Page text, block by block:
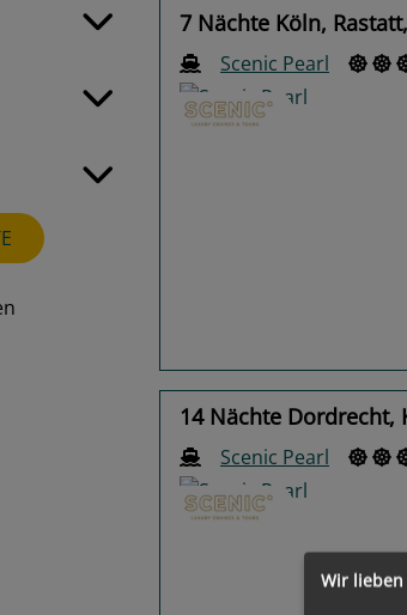
7 Nächte Köln,
Scenic Pearl
14 Nächte Dordrecht,
Scenic Pearl
Wir lieben